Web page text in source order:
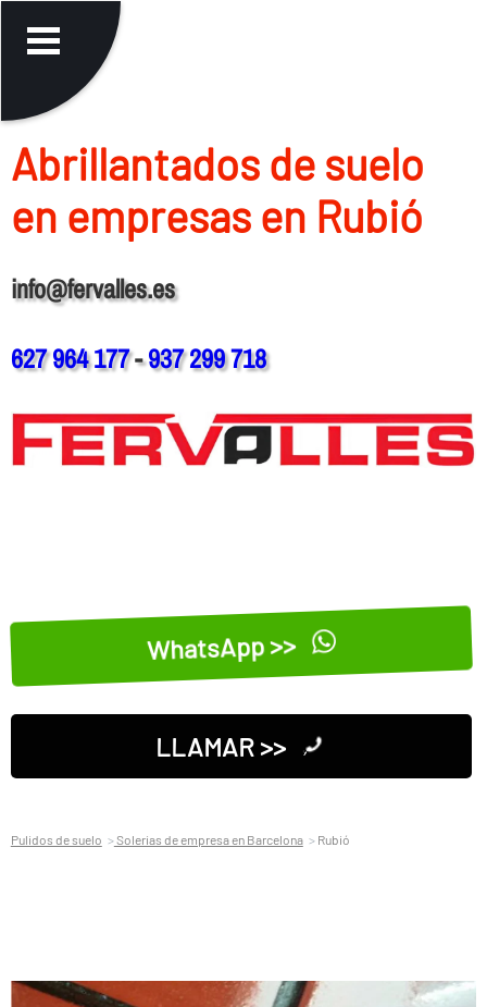
Abrillantados de suelo
en empresas en Rubió
info@fervalles.es
627 964 177-937 299 718
WhatsApp >>
LLAMAR >>
Pulidos de suelo Solerias de empresa en Barcelona Rubió